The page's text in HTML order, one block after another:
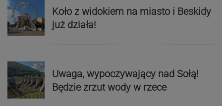
Koło z widokiem na miasto i Beskidy
już działa!
Uwaga, wypoczywający nad Sołą!
Będzie zrzut wody w rzece